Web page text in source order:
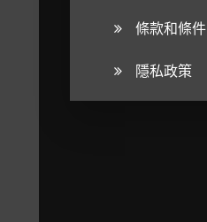
條款和條件
隱私政策